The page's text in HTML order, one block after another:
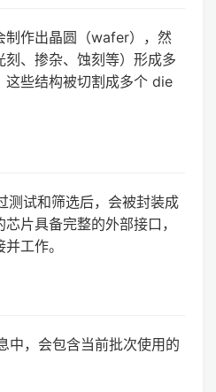
制作出晶圆（wafer），然
、掺杂、蚀刻等）形成多
这些结构被切割成多个 die
测试和筛选后，会被封装成
片具备完整的外部接口，
工作。
中，会包含当前批次使用的